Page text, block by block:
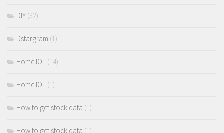
DIY (32)
Dstargram (1)
Home IOT (14)
Home IOT (1)
How to get stock data (1)
How to get stock data (1)